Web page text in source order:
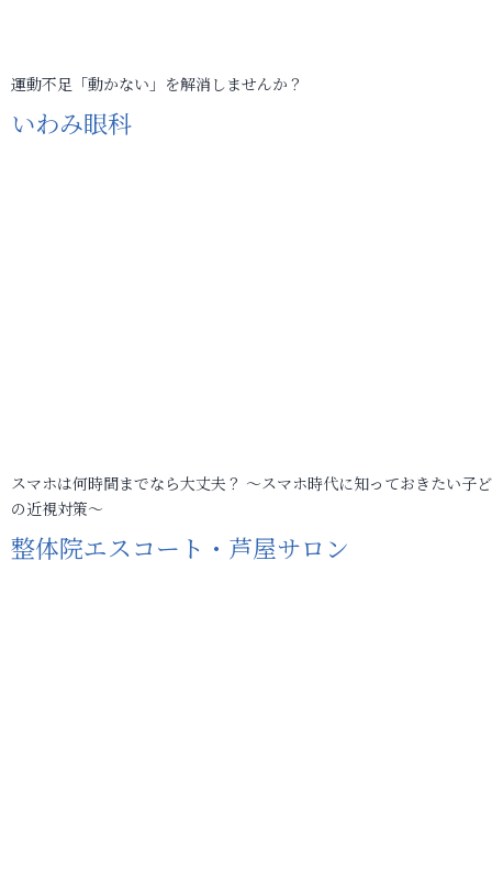
運動不足「動かない」を解消しませんか？
いわみ眼科
スマホは何時間までなら大丈夫？ ～スマホ時代に知っておきたい子
の近視対策～
整体院エスコート・芦屋サロン